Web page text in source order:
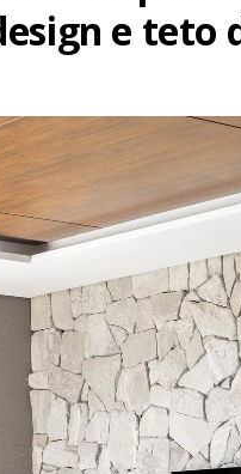
e teto